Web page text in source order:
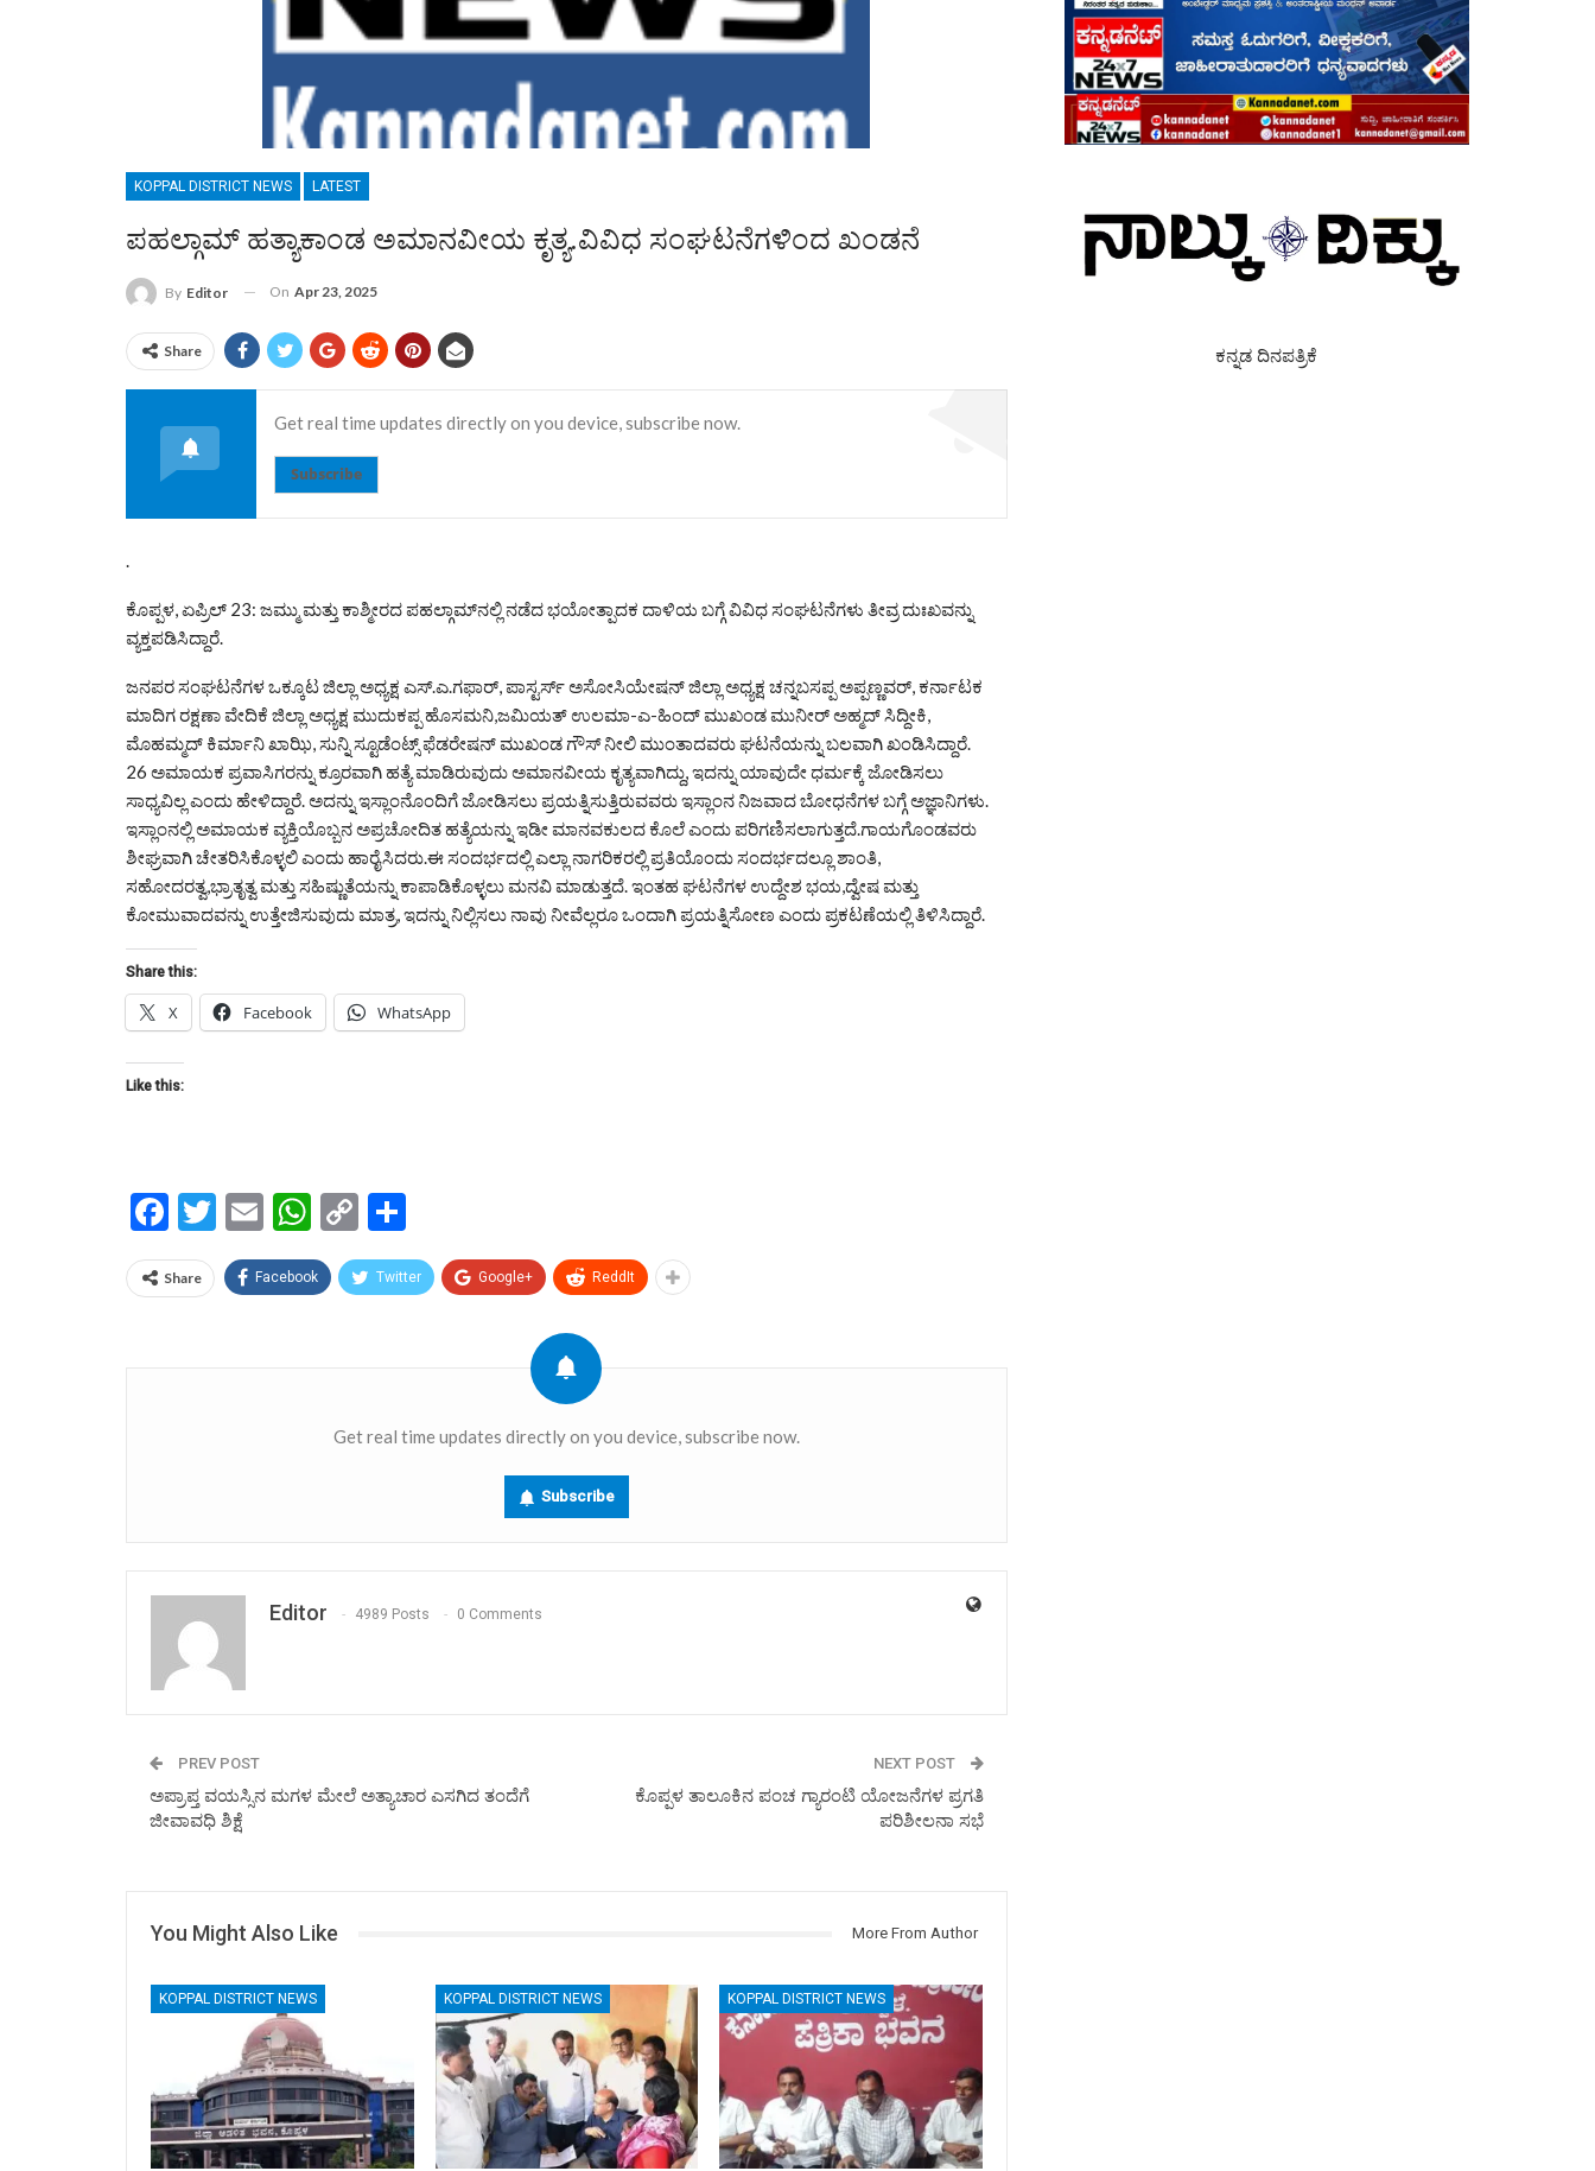
KOPPAL DISTRICT NEWS LATEST
ಪಹಲ್ಗಾಮ್ ಹತ್ಯಾಕಾಂಡ ಅಮಾನವೀಯ ಕೃತ್ಯ.ವಿವಿಧ ಸಂಘಟನೆಗಳಿಂದ ಖಂಡನೆ
By Editor On Apr 23, 2025
Share
Get real time updates directly on you device, subscribe now.
Subscribe
.
ಕೊಪ್ಪಳ, ಏಪ್ರಿಲ್ 23: ಜಮ್ಮು ಮತ್ತು ಕಾಶ್ಮೀರದ ಪಹಲ್ಗಾಮ್‌ನಲ್ಲಿ ನಡೆದ ಭಯೋತ್ಪಾದಕ ದಾಳಿಯ ಬಗ್ಗೆ ವಿವಿಧ ಸಂಘಟನೆಗಳು ತೀವ್ರ ದುಃಖವನ್ನು
ವ್ಯಕ್ತಪಡಿಸಿದ್ದಾರೆ.
ಜನಪರ ಸಂಘಟನೆಗಳ ಒಕ್ಕೂಟ ಜಿಲ್ಲಾ ಅಧ್ಯಕ್ಷ ಎಸ್.ಎ.ಗಫಾರ್, ಪಾಸ್ಟರ್ಸ್ ಅಸೋಸಿಯೇಷನ್ ಜಿಲ್ಲಾ ಅಧ್ಯಕ್ಷ ಚನ್ನಬಸಪ್ಪ ಅಪ್ಪಣ್ಣವರ್, ಕರ್ನಾಟಕ
ಮಾದಿಗ ರಕ್ಷಣಾ ವೇದಿಕೆ ಜಿಲ್ಲಾ ಅಧ್ಯಕ್ಷ ಮುದುಕಪ್ಪ ಹೊಸಮನಿ,ಜಮಿಯತ್ ಉಲಮಾ-ಎ-ಹಿಂದ್ ಮುಖಂಡ ಮುನೀರ್ ಅಹ್ಮದ್ ಸಿದ್ದೀಕಿ,
ಮೊಹಮ್ಮದ್ ಕಿರ್ಮಾನಿ ಖಾಝಿ, ಸುನ್ನಿ ಸ್ಟೂಡೆಂಟ್ಸ್ ಫೆಡರೇಷನ್ ಮುಖಂಡ ಗೌಸ್ ನೀಲಿ ಮುಂತಾದವರು ಘಟನೆಯನ್ನು ಬಲವಾಗಿ ಖಂಡಿಸಿದ್ದಾರೆ.
26 ಅಮಾಯಕ ಪ್ರವಾಸಿಗರನ್ನು ಕ್ರೂರವಾಗಿ ಹತ್ಯೆ ಮಾಡಿರುವುದು ಅಮಾನವೀಯ ಕೃತ್ಯವಾಗಿದ್ದು, ಇದನ್ನು ಯಾವುದೇ ಧರ್ಮಕ್ಕೆ ಜೋಡಿಸಲು
ಸಾಧ್ಯವಿಲ್ಲ ಎಂದು ಹೇಳಿದ್ದಾರೆ. ಅದನ್ನು ಇಸ್ಲಾಂನೊಂದಿಗೆ ಜೋಡಿಸಲು ಪ್ರಯತ್ನಿಸುತ್ತಿರುವವರು ಇಸ್ಲಾಂನ ನಿಜವಾದ ಬೋಧನೆಗಳ ಬಗ್ಗೆ ಅಜ್ಞಾನಿಗಳು.
ಇಸ್ಲಾಂನಲ್ಲಿ ಅಮಾಯಕ ವ್ಯಕ್ತಿಯೊಬ್ಬನ ಅಪ್ರಚೋದಿತ ಹತ್ಯೆಯನ್ನು ಇಡೀ ಮಾನವಕುಲದ ಕೊಲೆ ಎಂದು ಪರಿಗಣಿಸಲಾಗುತ್ತದೆ.ಗಾಯಗೊಂಡವರು
ಶೀಘ್ರವಾಗಿ ಚೇತರಿಸಿಕೊಳ್ಳಲಿ ಎಂದು ಹಾರೈಸಿದರು.ಈ ಸಂದರ್ಭದಲ್ಲಿ ಎಲ್ಲಾ ನಾಗರಿಕರಲ್ಲಿ ಪ್ರತಿಯೊಂದು ಸಂದರ್ಭದಲ್ಲೂ ಶಾಂತಿ,
ಸಹೋದರತ್ವ,ಭ್ರಾತೃತ್ವ ಮತ್ತು ಸಹಿಷ್ಣುತೆಯನ್ನು ಕಾಪಾಡಿಕೊಳ್ಳಲು ಮನವಿ ಮಾಡುತ್ತದೆ. ಇಂತಹ ಘಟನೆಗಳ ಉದ್ದೇಶ ಭಯ,ದ್ವೇಷ ಮತ್ತು
ಕೋಮುವಾದವನ್ನು ಉತ್ತೇಜಿಸುವುದು ಮಾತ್ರ, ಇದನ್ನು ನಿಲ್ಲಿಸಲು ನಾವು ನೀವೆಲ್ಲರೂ ಒಂದಾಗಿ ಪ್ರಯತ್ನಿಸೋಣ ಎಂದು ಪ್ರಕಟಣೆಯಲ್ಲಿ ತಿಳಿಸಿದ್ದಾರೆ.
Share this:
X Facebook WhatsApp
Like this:
Facebook
Twitter
EmailWhatsApp
Copy
Link
Share Facebook Twitter Google+ ReddIt
Get real time updates directly on you device, subscribe now.
Subscribe
Editor 4989 Posts 0 Comments
PREV POST
ಅಪ್ರಾಪ್ತ ವಯಸ್ಸಿನ ಮಗಳ ಮೇಲೆ ಅತ್ಯಾಚಾರ ಎಸಗಿದ ತಂದೆಗೆ
ಜೀವಾವಧಿ ಶಿಕ್ಷೆ
NEXT POST
ಕೊಪ್ಪಳ ತಾಲೂಕಿನ ಪಂಚ ಗ್ಯಾರಂಟಿ ಯೋಜನೆಗಳ ಪ್ರಗತಿ
ಪರಿಶೀಲನಾ ಸಭೆ
You Might Also Like More From Author
KOPPAL DISTRICT NEWS KOPPAL DISTRICT NEWS KOPPAL DISTRICT NEWS
ಕನ್ನಡ ದಿನಪತ್ರಿಕೆ